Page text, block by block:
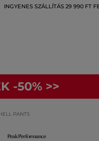
INGYENES SZÁLLÍTÁS 29 990 FT
-50% >>
PANTS